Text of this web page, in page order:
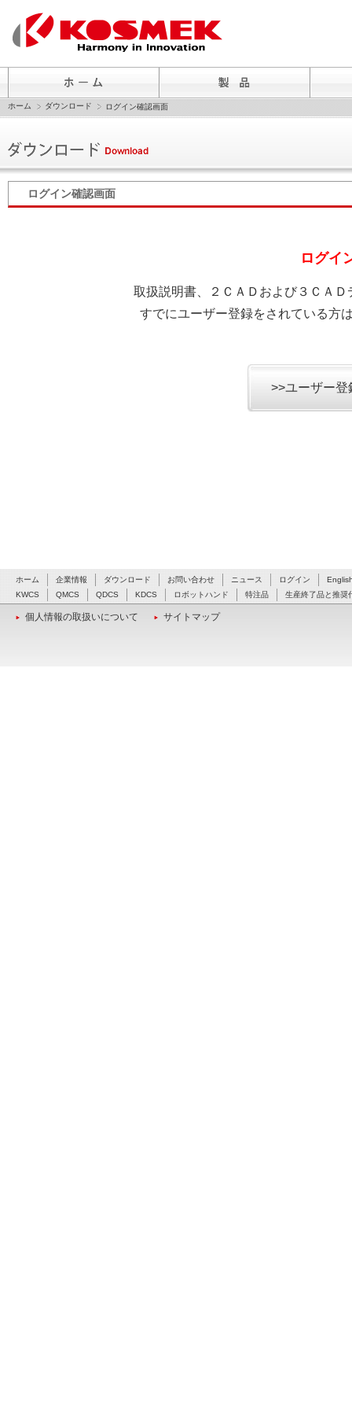
ホーム ダウンロード ログイン確認画面
ログイン確認画面
ログイ
取扱説明書、２ＣＡＤおよび３ＣＡ
すでにユーザー登録をされている方
>>ユーザー
ホーム 企業情報 ダウンロード お問い合わせ ニュース ログイン
KWCS
QMCS QDCS KDCS ロボットハンド 特注品 生産終了品と推奨
個人情報の取扱いについて サイトマップ